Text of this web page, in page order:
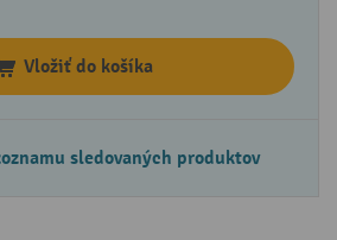
Vložiť do košíka
sledovaných produktov